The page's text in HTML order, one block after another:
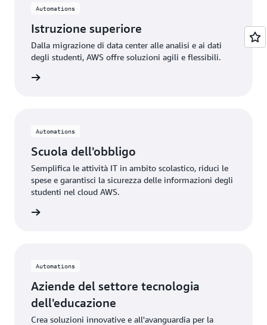
Automations
Istruzione superiore
Dalla migrazione di data center alle analisi e ai dati
degli studenti, AWS offre soluzioni agili e flessibili.
Automations
Scuola dell'obbligo
Semplifica le attività IT in ambito scolastico, riduci le
spese e garantisci la sicurezza delle informazioni degli
studenti nel cloud AWS.
Automations
Aziende del settore tecnologia
dell'educazione
Crea soluzioni innovative e all'avanguardia per la